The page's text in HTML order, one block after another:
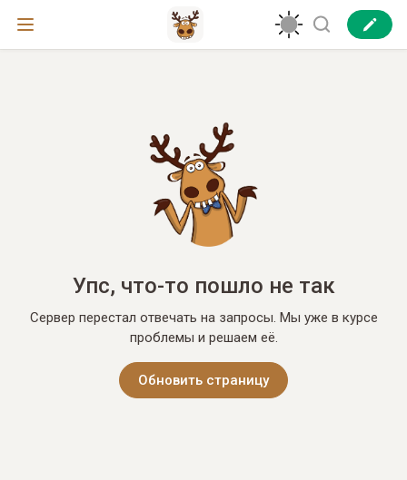
Упс, что-то пошло не так
Сервер перестал отвечать на запросы. Мы уже в курсе
проблемы и решаем её.
Обновить страницу